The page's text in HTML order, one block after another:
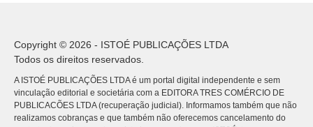
Copyright © 2026 - ISTOÉ PUBLICAÇÕES LTDA
Todos os direitos reservados.
A ISTOÉ PUBLICAÇÕES LTDA é um portal digital independente e sem
vinculação editorial e societária com a EDITORA TRES COMÉRCIO DE
PUBLICACÕES LTDA (recuperação judicial). Informamos também que não
realizamos cobranças e que também não oferecemos cancelamento do